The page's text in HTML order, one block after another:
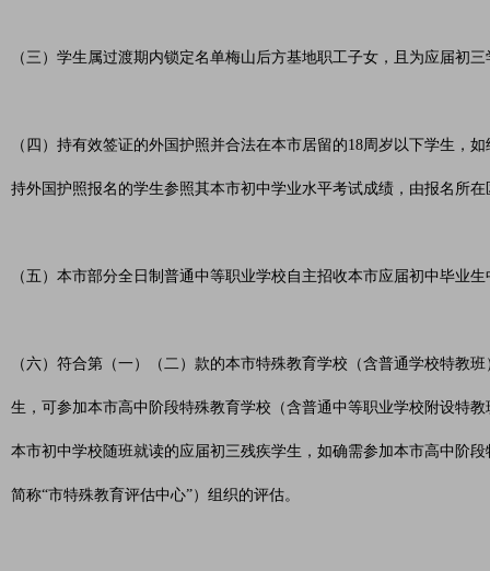
（三）学生属过渡期内锁定名单梅山后方基地职工子女，且为应届初
（四）持有效签证的外国护照并合法在本市居留的18周岁以下学生，
持外国护照报名的学生参照其本市初中学业水平考试成绩，由报名所
（五）本市部分全日制普通中等职业学校自主招收本市应届初中毕业
（六）符合第（一）（二）款的本市特殊教育学校（含普通学校特教
生，可参加本市高中阶段特殊教育学校（含普通中等职业学校附设特
本市初中学校随班就读的应届初三残疾学生，如确需参加本市高中阶
简称“市特殊教育评估中心”）组织的评估。